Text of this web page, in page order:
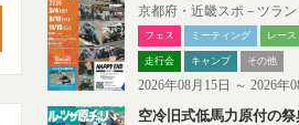
京都府・近畿スポ－ツラン
フェス ミーティング レー
走行会 キャンプ その他
2026年08月15日 ～ 2026年
空冷旧式低馬力原付の